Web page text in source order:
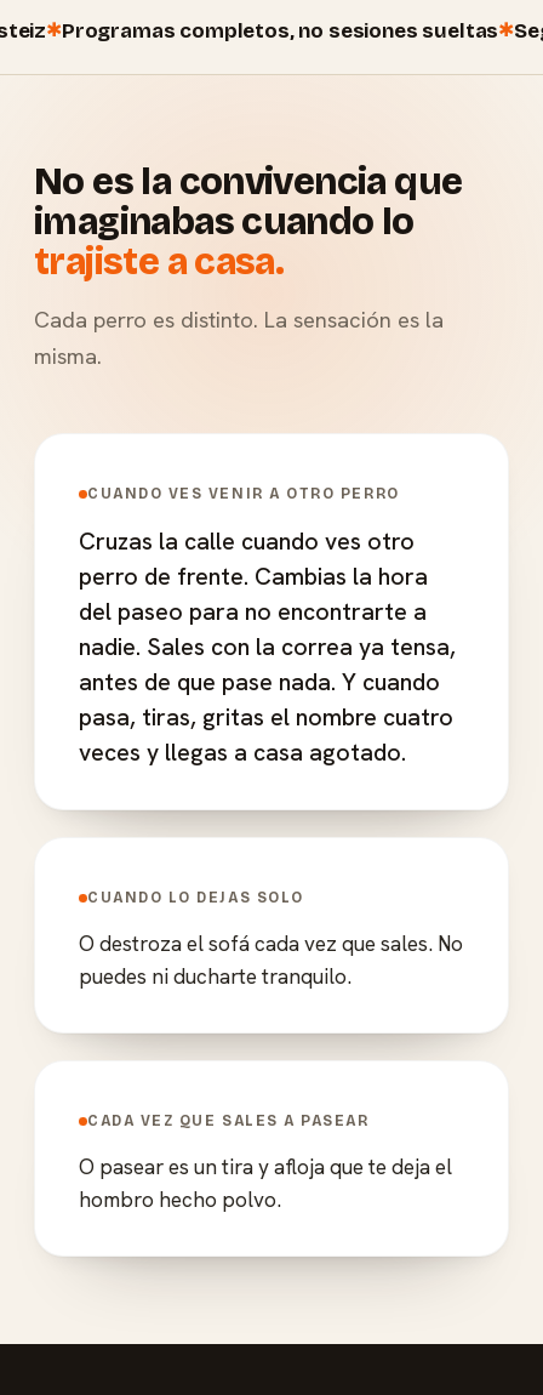
completos, no sesiones sueltas
No es la convivencia que
imaginabas cuando lo
trajiste a casa.
Cada perro es distinto. La sensación es la
misma.
CUANDO VES VENIR A OTRO PERRO
Cruzas la calle cuando ves otro
perro de frente. Cambias la hora
del paseo para no encontrarte a
nadie. Sales con la correa ya tensa,
antes de que pase nada. Y cuando
pasa, tiras, gritas el nombre cuatro
veces y llegas a casa agotado.
CUANDO LO DEJAS SOLO
O destroza el sofá cada vez que sales. No
puedes ni ducharte tranquilo.
CADA VEZ QUE SALES A PASEAR
O pasear es un tira y afloja que te deja el
hombro hecho polvo.